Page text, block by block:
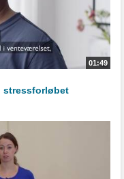
01:49
stressforløbet